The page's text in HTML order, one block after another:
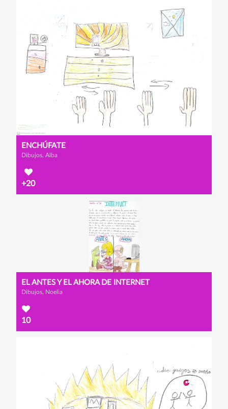
ENCHÚFATE
Dibujos, Alba
+20
EL ANTES Y EL AHORA DE INTERNET
Dibujos, Noelia
10